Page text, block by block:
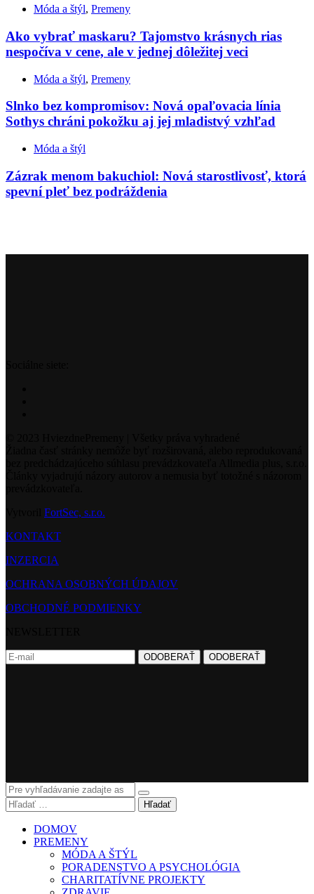
Móda a štýl, Premeny
Ako vybrať maskaru? Tajomstvo krásnych rias
nespočíva v cene, ale v jednej dôležitej veci
Móda a štýl, Premeny
Slnko bez kompromisov: Nová opaľovacia línia
Sothys chráni pokožku aj jej mladistvý vzhľad
Móda a štýl
Zázrak menom bakuchiol: Nová starostlivosť, ktorá
spevní pleť bez podráždenia
FortSec, s.r.o.
KONTAKT
INZERCIA
OCHRANA OSOBNÝCH ÚDAJOV
OBCHODNÉ PODMIENKY
Hľadať
DOMOV
PREMENY
MÓDA A ŠTÝL
PORADENSTVO A PSYCHOLÓGIA
CHARITATÍVNE PROJEKTY